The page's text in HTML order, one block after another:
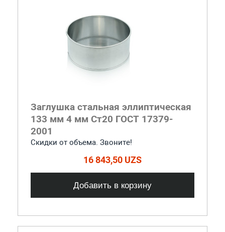
Заглушка стальная эллиптическая
133 мм 4 мм Ст20 ГОСТ 17379-
2001
Скидки от объема. Звоните!
16 843,50 UZS
Добавить в корзину